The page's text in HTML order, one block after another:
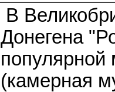
В
Донегена
популярной
(камерная